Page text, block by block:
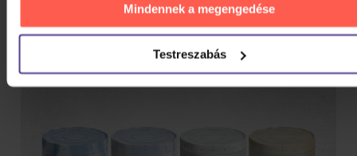
Mindennek a megengedése
Testreszabás